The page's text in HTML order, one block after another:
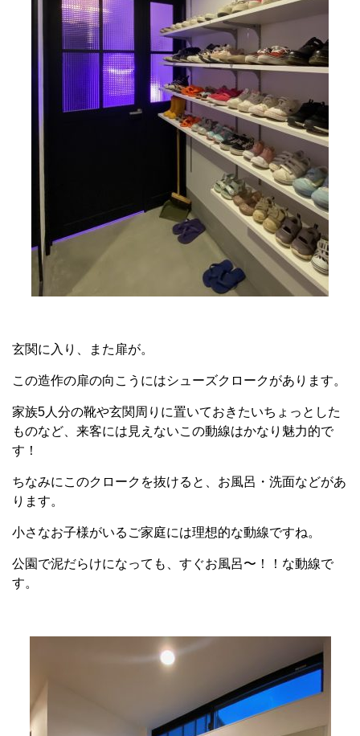
玄関に入り、また扉が。
この造作の扉の向こうにはシューズクロークがあります。
家族5人分の靴や玄関周りに置いておきたいちょっとした
ものなど、来客には見えないこの動線はかなり魅力的で
す！
ちなみにこのクロークを抜けると、お風呂・洗面などがあ
ります。
小さなお子様がいるご家庭には理想的な動線ですね。
公園で泥だらけになっても、すぐお風呂〜！！な動線で
す。